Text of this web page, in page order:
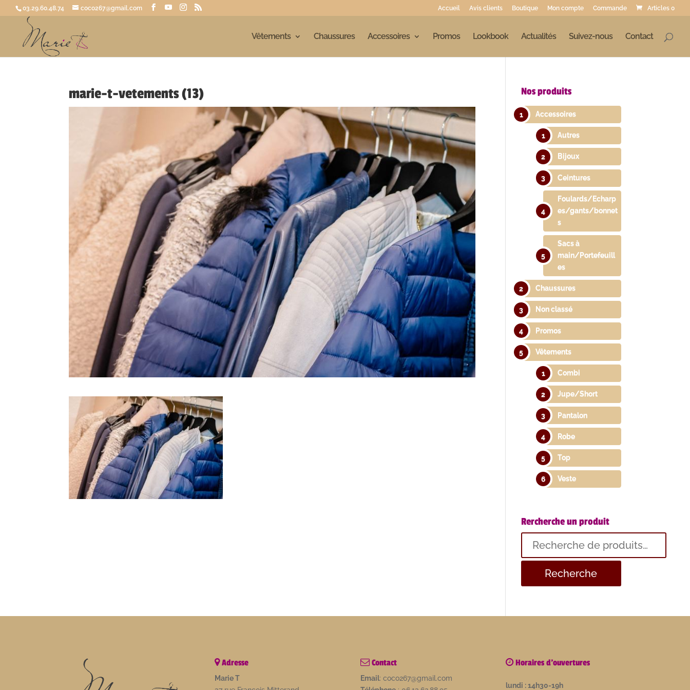
03.29.60.48.74 coco267@gmail.com Accueil Avis clients Boutique Mon compte Commande Articles 0
Vêtements Chaussures Accessoires Promos Lookbook Actualités Suivez-nous Contact
marie-t-vetements (13) Nos produits
Accessoires
Autres
Bijoux
Ceintures
Foulards/Echarp
es/gants/bonnet
s
Sacs à
main/Portefeuill
es
Chaussures
Non classé
Promos
Vêtements
Combi
Jupe/Short
Pantalon
Robe
Top
Veste
Rercherche un produit
pour :
Adresse
Marie T
Contact
Email: coco267@gmail.com
Horaires d'ouvertures
lundi : 14h30-19h